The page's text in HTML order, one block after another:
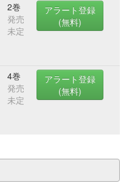
2巻
発売
未定
アラート登録
(無料)
4巻
発売
未定
アラート登録
(無料)